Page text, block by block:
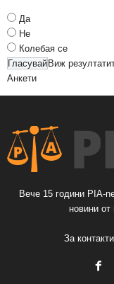
Да
Не
Колебая се
Виж
Анкети
Вече 15 години PIA-
новини
За